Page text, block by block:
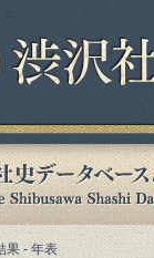
果 - 年表